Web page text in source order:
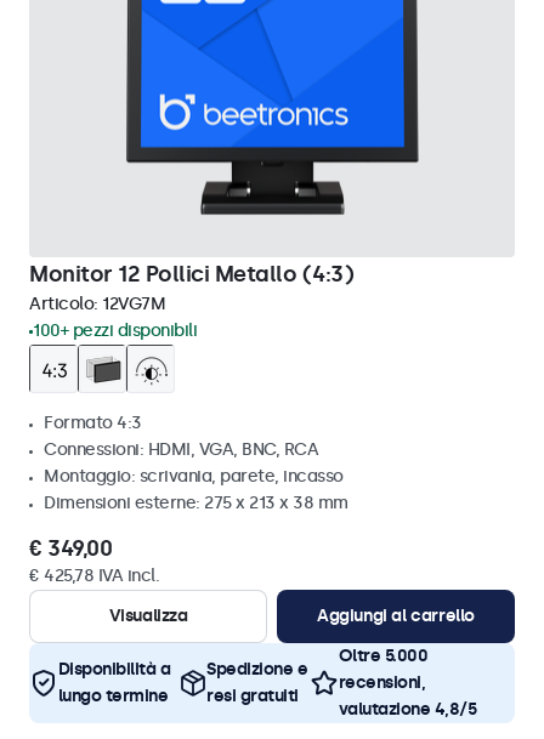
Monitor 12 Pollici Metallo (4:3)
Articolo: 12VG7M
100+ pezzi disponibili
Formato 4:3
Connessioni: HDMI, VGA, BNC, RCA
Montaggio: scrivania, parete, incasso
Dimensioni esterne: 275 x 213 x 38 mm
€ 349,00
€ 425,78 IVA incl.
Visualizza
Aggiungi al carrello
Disponibilità a
lungo termine
Spedizione e
resi gratuiti
Oltre 5.000
recensioni,
valutazione 4,8/5